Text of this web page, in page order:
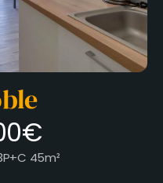
45m²